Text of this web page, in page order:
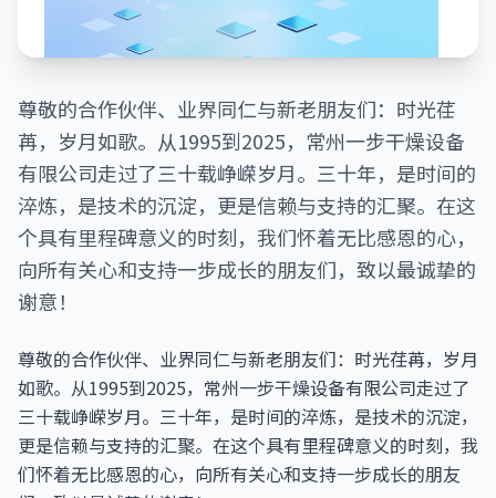
尊敬的合作伙伴、业界同仁与新老朋友们：时光荏
苒，岁月如歌。从1995到2025，常州一步干燥设备
有限公司走过了三十载峥嵘岁月。三十年，是时间的
淬炼，是技术的沉淀，更是信赖与支持的汇聚。在这
个具有里程碑意义的时刻，我们怀着无比感恩的心，
向所有关心和支持一步成长的朋友们，致以最诚挚的
谢意！
尊敬的合作伙伴、业界同仁与新老朋友们：时光荏苒，岁月
如歌。从1995到2025，常州一步干燥设备有限公司走过了
三十载峥嵘岁月。三十年，是时间的淬炼，是技术的沉淀，
更是信赖与支持的汇聚。在这个具有里程碑意义的时刻，我
们怀着无比感恩的心，向所有关心和支持一步成长的朋友